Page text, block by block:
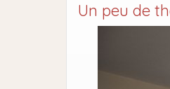
Un peu de